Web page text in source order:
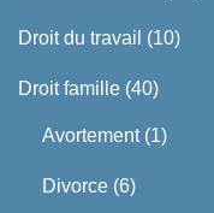
Droit du travail (10)
Droit famille (40)
Avortement(1)
Divorce (6)